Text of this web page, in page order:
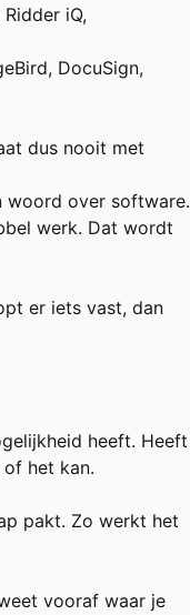
iQ,
DocuSign,
dus nooit met
woord over software.
werk. Dat wordt
er iets vast, dan
heeft. Heeft
het kan.
pakt. Zo werkt het
vooraf waar je